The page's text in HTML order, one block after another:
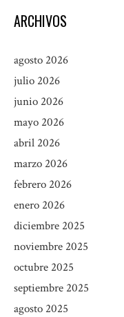
ARCHIVOS
agosto 2026
julio 2026
junio 2026
mayo 2026
abril 2026
marzo 2026
febrero 2026
enero 2026
diciembre 2025
noviembre 2025
octubre 2025
septiembre 2025
agosto 2025